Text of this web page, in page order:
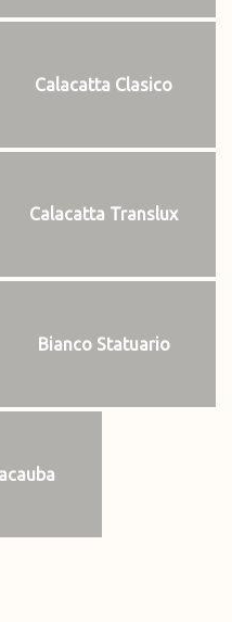
Calacatta Clasico
Calacatta Translux
Bianco Statuario